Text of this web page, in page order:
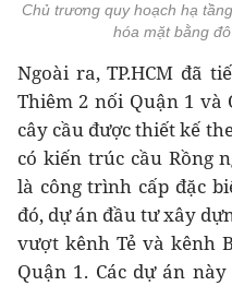
Chủ trương quy hoạch hạ
hóa mặt bằng
Ngoài ra, TP.HCM đã
Thiêm 2 nối Quận 1
cây cầu được thiết kế
có kiến trúc cầu Rồng
là công trình cấp đặc
đó, dự án đầu tư xây
vượt kênh Tẻ và kênh
Quận 1. Các dự án